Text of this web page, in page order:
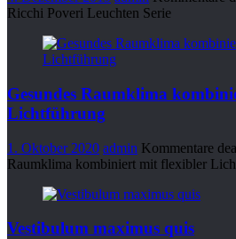
Ricchi Poveri Leuchten Serie
Gesundes Raumklima
Lichtführung
1. Oktober 2020 admin Kommentare
Raumklima kombiniert mit flexibler
Vestibulum maximus quis